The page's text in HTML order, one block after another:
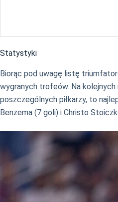
Statystyki
Biorąc pod uwagę listę
wygranych trofeów. Na
poszczególnych piłkarzy, to
Benzema (7 goli) i Christo